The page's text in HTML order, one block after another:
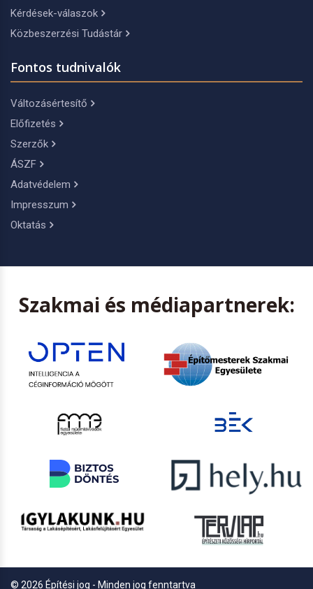
Kérdések-válaszok
Közbeszerzési Tudástár
Fontos tudnivalók
Változásértesítő
Előfizetés
Szerzők
ÁSZF
Adatvédelem
Impresszum
Oktatás
Szakmai és médiapartnerek:
© 2026 Építési jog - Minden jog fenntartva